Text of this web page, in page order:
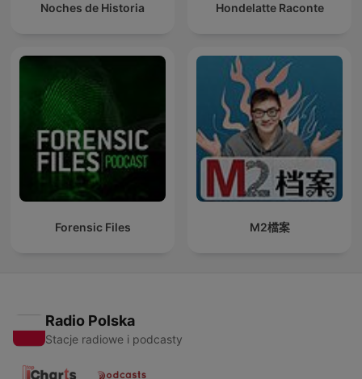
Noches de Historia Hondelatte Raconte
Forensic Files M2檔案
Radio Polska
Stacje radiowe i podcasty